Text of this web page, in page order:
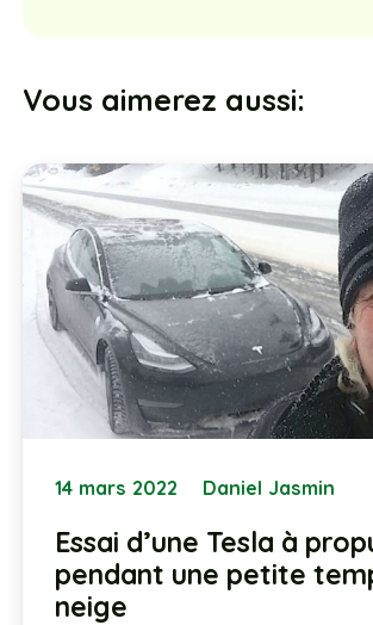
Vous aimerez aussi:
14 mars 2022 Daniel Jasmin
Essai d’une Tesla à
pendant une petite
neige